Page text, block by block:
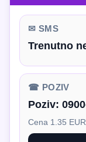
✉ SMS
Trenutno
☎ POZIV
Poziv:
Cena 1.35